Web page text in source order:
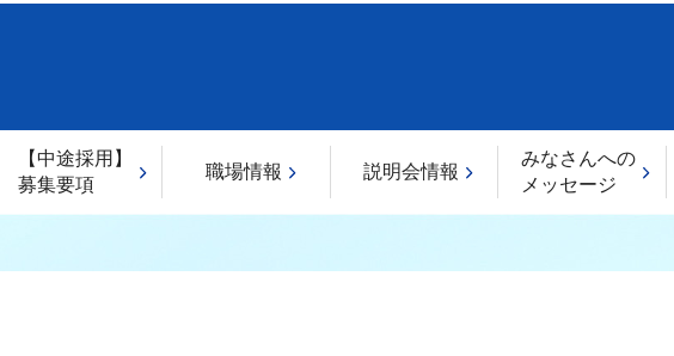
【中途採用】
募集要項
職場情報 説明会情報
みなさんへの
メッセージ